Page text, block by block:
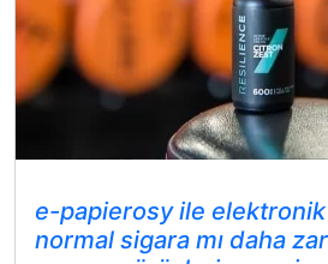
e-papierosy ile elektronik
normal sigara mı daha